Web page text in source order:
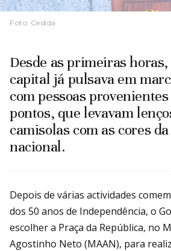
Foto: Cedida
Desde as primeiras horas,
capital já pulsava em
com pessoas
pontos, que levavam
camisolas com as cores
nacional.
Depois de várias actividades
dos 50 anos de Independência, o
escolher a Praça da República, no
Agostinho Neto (MAAN), para